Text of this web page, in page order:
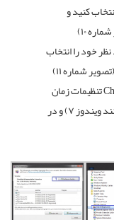
کنید و
خود را انتخاب
شما می توانید با کلیک بر روی Change settings تنظیمات زمان
این کار را به صورت خود کار تعیین کنید. (مانند ویندوز ۷) و در